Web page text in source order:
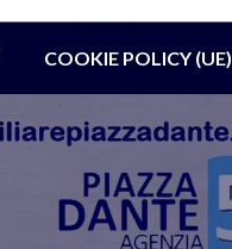
COOKIE POLICY (UE)